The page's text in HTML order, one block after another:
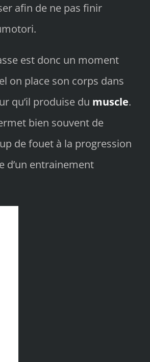
afin de ne pas finir
est donc un moment
on place son corps dans
qu’il produise du muscle.
bien souvent de
de fouet à la progression
d’un entrainement